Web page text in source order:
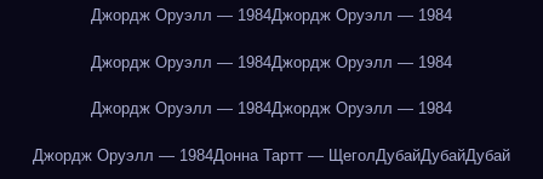
Джордж Оруэлл — 1984Джордж Оруэлл — 1984
Джордж Оруэлл — 1984Джордж Оруэлл — 1984
Джордж Оруэлл — 1984Джордж Оруэлл — 1984
Джордж Оруэлл — 1984Донна Тартт — ЩеголДубайДубайДубай